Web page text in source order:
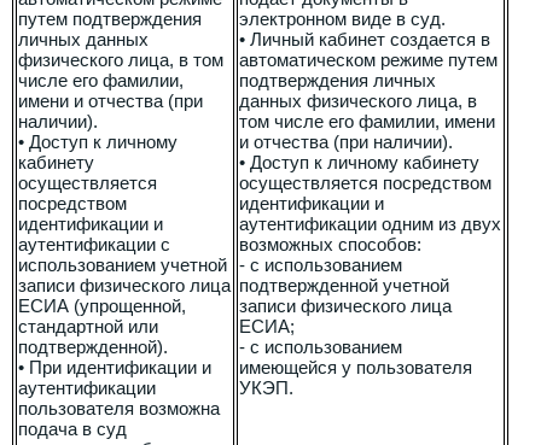
путем подтверждения
личных данных
физического лица, в том
числе его фамилии,
имени и отчества (при
наличии).
• Доступ к личному
кабинету
осуществляется
посредством
идентификации и
аутентификации с
использованием учетной
записи физического лица
ЕСИА (упрощенной,
стандартной или
подтвержденной).
• При идентификации и
аутентификации
пользователя возможна
подача в суд
электронном виде в суд.
• Личный кабинет создается в
автоматическом режиме путем
подтверждения личных
данных физического лица, в
том числе его фамилии, имени
и отчества (при наличии).
• Доступ к личному кабинету
осуществляется посредством
идентификации и
аутентификации одним из двух
возможных способов:
- с использованием
подтвержденной учетной
записи физического лица
ЕСИА;
- с использованием
имеющейся у пользователя
УКЭП.